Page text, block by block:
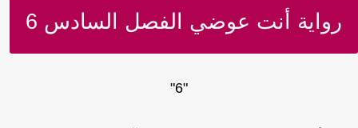
رواية أنت عوضي الفصل السادس 6